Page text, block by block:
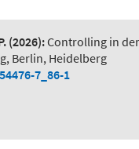
(2026):Controlling in
Berlin, Heidelberg
7_86-1